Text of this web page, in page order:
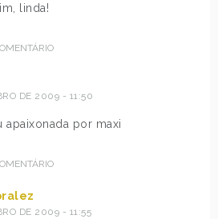
linda!
DE 2009 - 11:50
apaixonada por maxi
DE 2009 - 11:55